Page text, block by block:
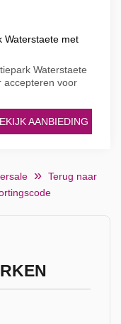
Waterstaete met
Waterstaete
accepteren voor
AANBIEDING
Terug naar